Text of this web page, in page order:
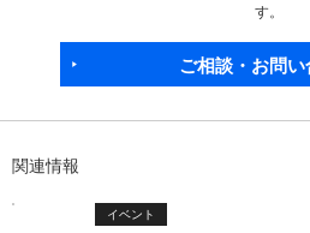
す。
ご相談・お問い
関連情報
イベント